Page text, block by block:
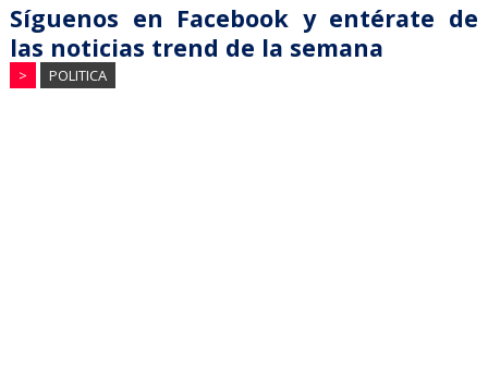
Síguenos en Facebook y entérate de
las noticias trend de la semana
> POLITICA